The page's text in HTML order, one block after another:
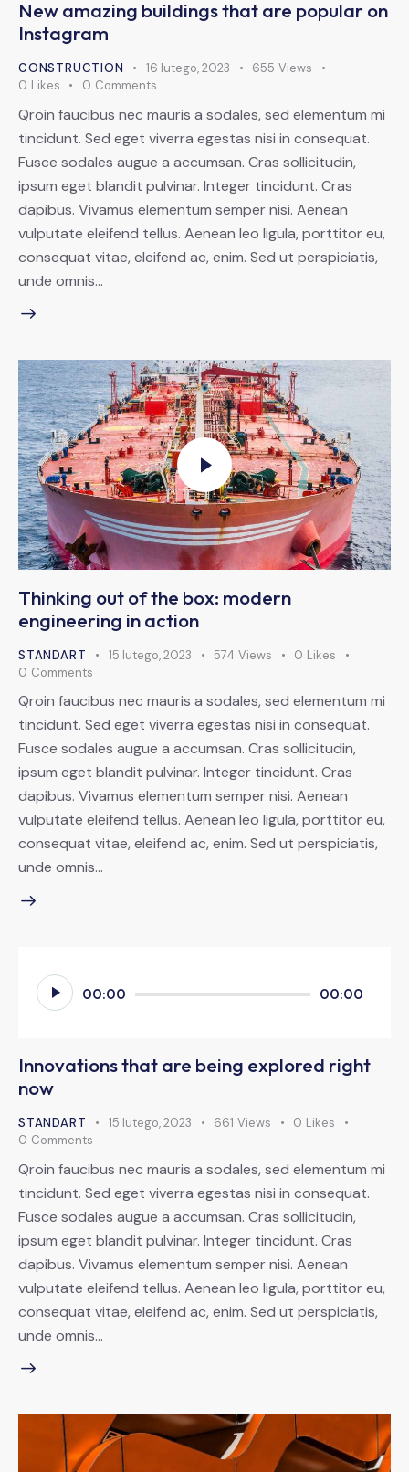
New amazing buildings that are popular on
Instagram
CONSTRUCTION 16 lutego, 2023 655 Views
0 Likes 0 Comments
Qroin faucibus nec mauris a sodales, sed elementum mi
tincidunt. Sed eget viverra egestas nisi in consequat.
Fusce sodales augue a accumsan. Cras sollicitudin,
ipsum eget blandit pulvinar. Integer tincidunt. Cras
dapibus. Vivamus elementum semper nisi. Aenean
vulputate eleifend tellus. Aenean leo ligula, porttitor eu,
consequat vitae, eleifend ac, enim. Sed ut perspiciatis,
unde omnis…
Thinking out of the box: modern
engineering in action
STANDART 15 lutego, 2023 574 Views 0 Likes
0 Comments
Qroin faucibus nec mauris a sodales, sed elementum mi
tincidunt. Sed eget viverra egestas nisi in consequat.
Fusce sodales augue a accumsan. Cras sollicitudin,
ipsum eget blandit pulvinar. Integer tincidunt. Cras
dapibus. Vivamus elementum semper nisi. Aenean
vulputate eleifend tellus. Aenean leo ligula, porttitor eu,
consequat vitae, eleifend ac, enim. Sed ut perspiciatis,
unde omnis…
Odtwarzacz
plików 00:00 00:00
Innovations that are being explored right
now
STANDART 15 lutego, 2023 661 Views 0 Likes
0 Comments
Qroin faucibus nec mauris a sodales, sed elementum mi
tincidunt. Sed eget viverra egestas nisi in consequat.
Fusce sodales augue a accumsan. Cras sollicitudin,
ipsum eget blandit pulvinar. Integer tincidunt. Cras
dapibus. Vivamus elementum semper nisi. Aenean
vulputate eleifend tellus. Aenean leo ligula, porttitor eu,
consequat vitae, eleifend ac, enim. Sed ut perspiciatis,
unde omnis…